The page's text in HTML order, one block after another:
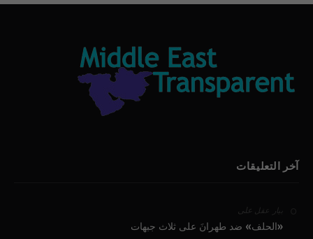
آخر التعليقات
بيار عقل على
«الحلف» ضد طهرانَ على ثلاث جبهات